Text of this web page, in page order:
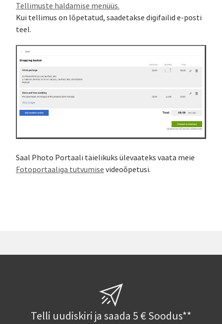
Tellimuste haldamise menüüs.
Kui tellimus on lõpetatud, saadetakse digifailid e-posti
teel.
Saal Photo Portaali täielikuks ülevaateks vaata meie
Fotoportaaliga tutvumise videoõpetusi.
Telli uudiskiri ja saada 5 € Soodus**